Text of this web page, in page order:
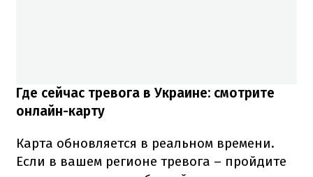
Где сейчас тревога в Украине: смотрите
онлайн-карту
Карта обновляется в реальном времени.
Если в вашем регионе тревога – пройдите